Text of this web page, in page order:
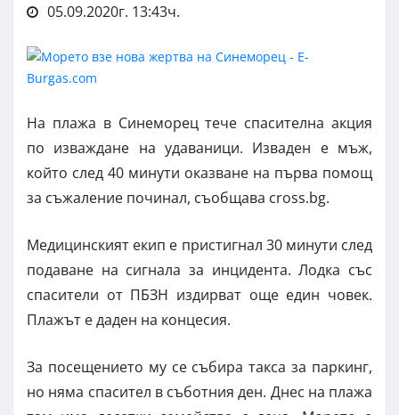
05.09.2020г. 13:43ч.
На плажа в Синеморец тече спасителна акция
по изваждане на удаваници. Изваден е мъж,
който след 40 минути оказване на първа помощ
за съжаление починал, съобщава cross.bg.
Медицинският екип е пристигнал 30 минути след
подаване на сигнала за инцидента. Лодка със
спасители от ПБЗН издирват още един човек.
Плажът е даден на концесия.
За посещението му се събира такса за паркинг,
но няма спасител в съботния ден. Днес на плажа